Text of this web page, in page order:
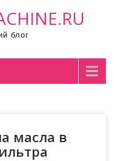
блог
масла в